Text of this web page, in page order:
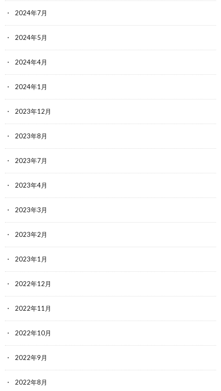
2024年7月
2024年5月
2024年4月
2024年1月
2023年12月
2023年8月
2023年7月
2023年4月
2023年3月
2023年2月
2023年1月
2022年12月
2022年11月
2022年10月
2022年9月
2022年8月